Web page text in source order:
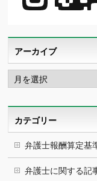
アーカイブ
ア
ー
カ
カテゴリー
弁護士報酬算定基
弁護士に関する記